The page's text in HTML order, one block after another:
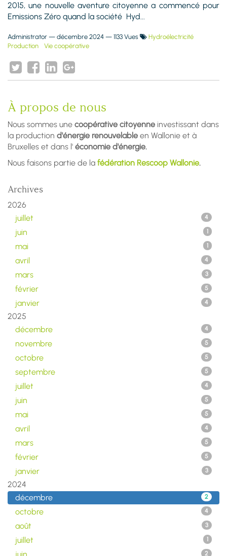
2015, une nouvelle aventure citoyenne a commencé pour
Emissions Zéro quand la société Hyd...
Administrator — décembre 2024 — 1133 Vues
Hydroélectricité
Production
Vie coopérative
À propos de nous
Nous sommes une coopérative citoyenne investissant dans
la production d'énergie renouvelable en Wallonie et à
Bruxelles et dans l' économie d'énergie.
Nous faisons partie de la fédération Rescoop Wallonie.
Archives
2026
juillet
4
juin 1
mai 1
avril 4
mars 3
février 5
janvier 4
2025
décembre
4
novembre 5
octobre 5
septembre 5
juillet 4
juin 5
mai 5
avril 4
mars 5
février 5
janvier 3
2024
décembre
2
octobre 4
août 3
juillet 1
2